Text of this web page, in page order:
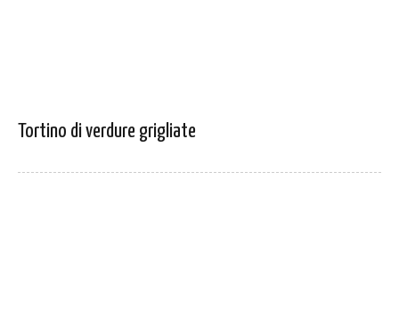
Tortino di verdure grigliate